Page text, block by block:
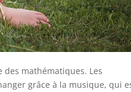
mathématiques. Les
grâce à la musique, qui